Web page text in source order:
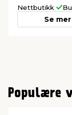
Nettbutikk
Se mer
Populære